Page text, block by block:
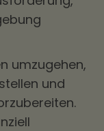
umzugehen,
und